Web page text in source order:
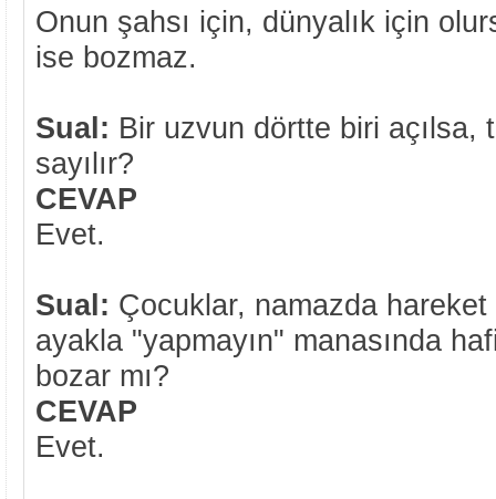
Onun şahsı için, dünyalık için
ise bozmaz.
Sual: Bir uzvun dörtte biri açılsa,
sayılır?
CEVAP
Evet.
Sual: Çocuklar, namazda
ayakla "yapmayın" manasında
bozar mı?
CEVAP
Evet.